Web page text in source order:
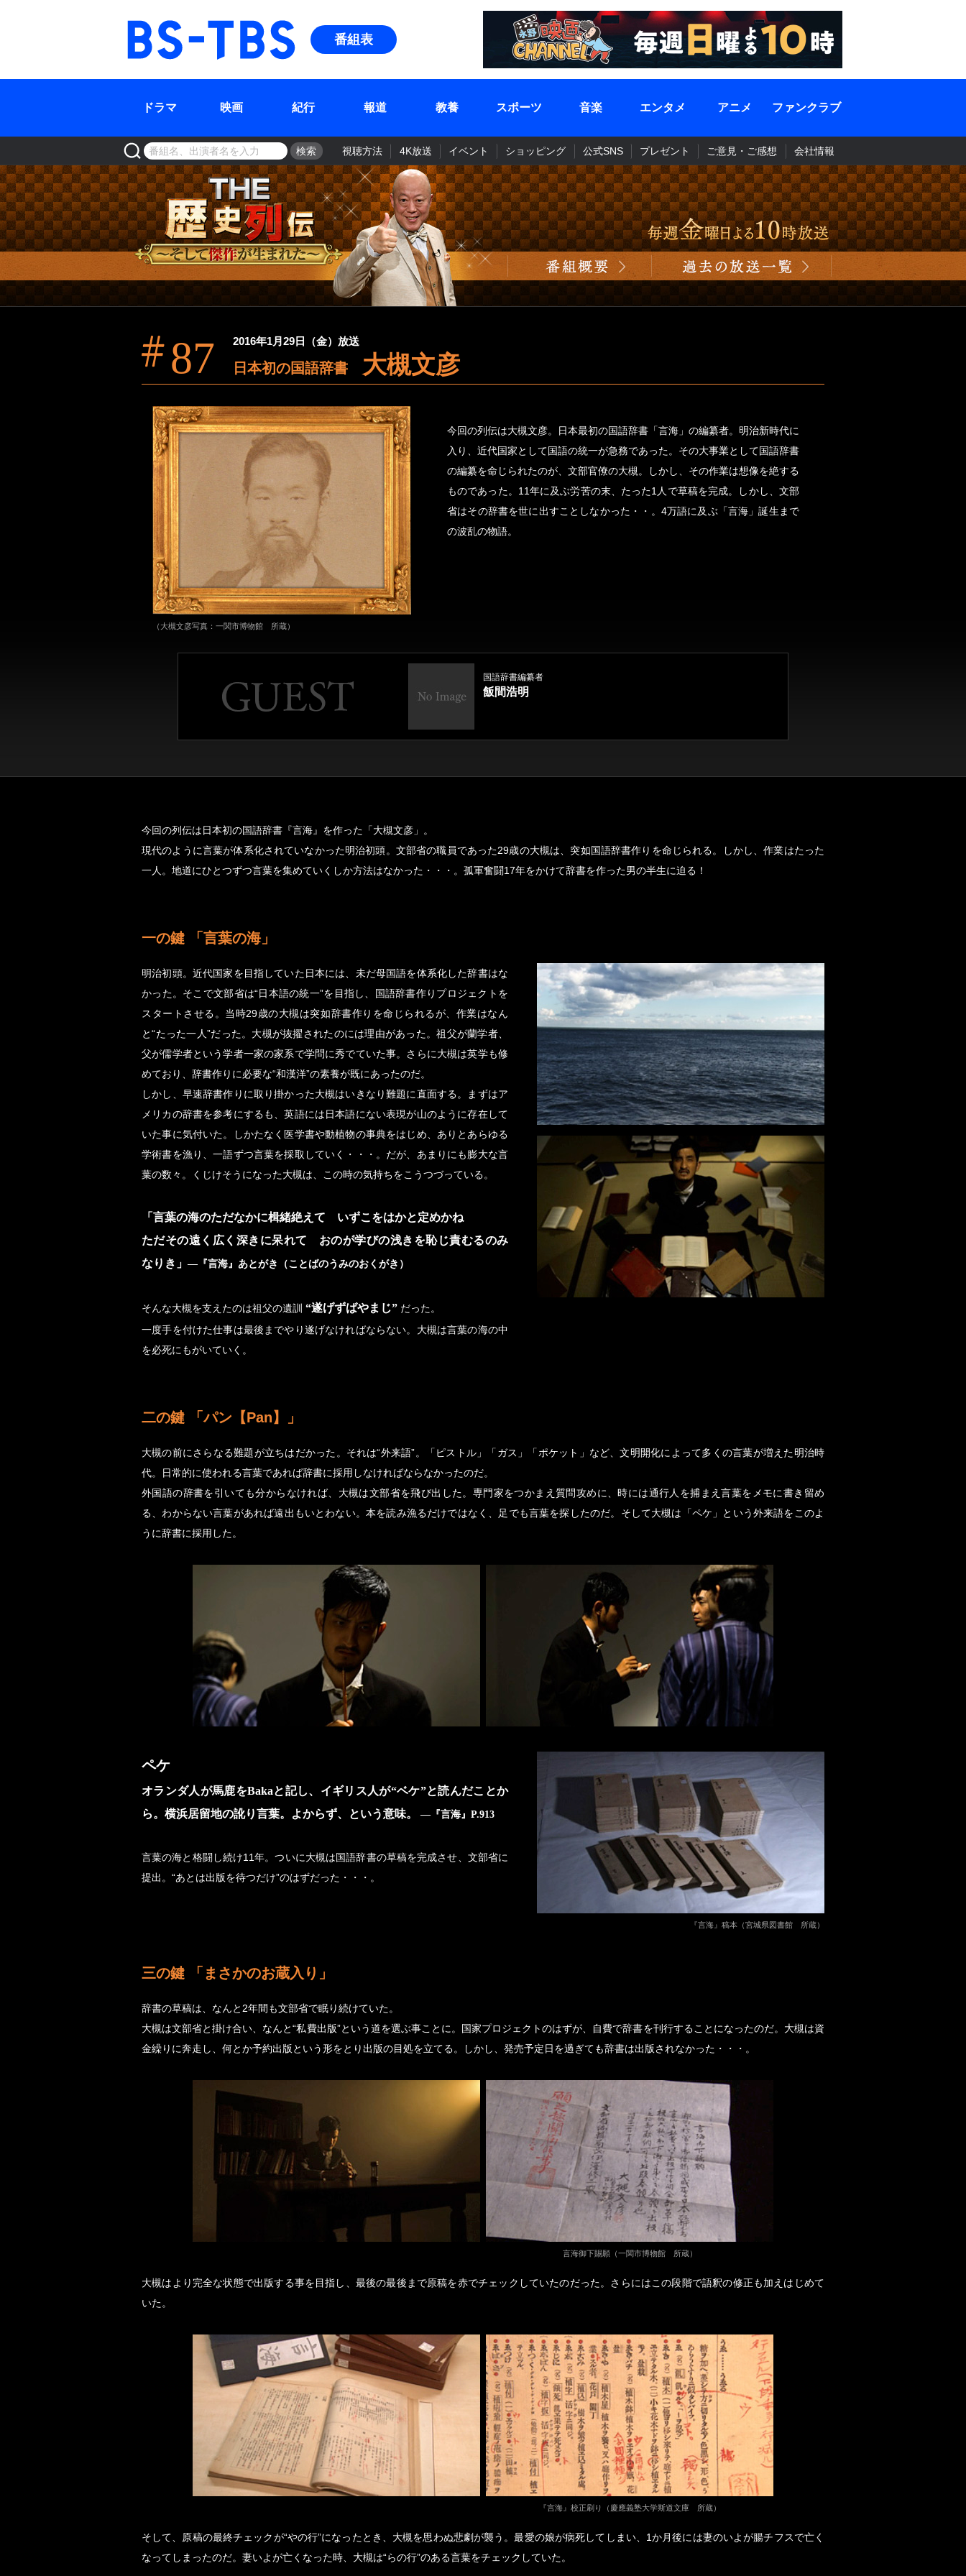
BS-TBS
番組表
ドラマ 映画 紀行 報道 教養 スポーツ 音楽 エンタメ アニメ ファンクラブ
検索 視聴方法 4K放送 イベント ショッピング 公式SNS プレゼント ご意見・ご感想 会社情報
87 2016年1月29日（金）放送
日本初の国語辞書 大槻文彦
（大槻文彦写真：一関市博物館 所蔵）
今回の列伝は大槻文彦。日本最初の国語辞書「言海」の編纂者。明治新時代に
入り、近代国家として国語の統一が急務であった。その大事業として国語辞書
の編纂を命じられたのが、文部官僚の大槻。しかし、その作業は想像を絶する
ものであった。11年に及ぶ労苦の末、たった1人で草稿を完成。しかし、文部
省はその辞書を世に出すことしなかった・・。4万語に及ぶ「言海」誕生まで
の波乱の物語。
国語辞書編纂者
飯間浩明
今回の列伝は日本初の国語辞書『言海』を作った「大槻文彦」。
現代のように言葉が体系化されていなかった明治初頭。文部省の職員であった29歳の大槻は、突如国語辞書作りを命じられる。しかし、作業はたった
一人。地道にひとつずつ言葉を集めていくしか方法はなかった・・・。孤軍奮闘17年をかけて辞書を作った男の半生に迫る！
一の鍵 「言葉の海」
明治初頭。近代国家を目指していた日本には、未だ母国語を体系化した辞書はな
かった。そこで文部省は“日本語の統一”を目指し、国語辞書作りプロジェクトを
スタートさせる。当時29歳の大槻は突如辞書作りを命じられるが、作業はなん
と“たった一人”だった。大槻が抜擢されたのには理由があった。祖父が蘭学者、
父が儒学者という学者一家の家系で学問に秀でていた事。さらに大槻は英学も修
めており、辞書作りに必要な“和漢洋”の素養が既にあったのだ。
しかし、早速辞書作りに取り掛かった大槻はいきなり難題に直面する。まずはア
メリカの辞書を参考にするも、英語には日本語にない表現が山のように存在して
いた事に気付いた。しかたなく医学書や動植物の事典をはじめ、ありとあらゆる
学術書を漁り、一語ずつ言葉を採取していく・・・。だが、あまりにも膨大な言
葉の数々。くじけそうになった大槻は、この時の気持ちをこうつづっている。
「言葉の海のただなかに楫緒絶えて いずこをはかと定めかね
ただその遠く広く深きに呆れて おのが学びの浅きを恥じ責むるのみ
なりき」 ―『言海』あとがき（ことばのうみのおくがき）
そんな大槻を支えたのは祖父の遺訓 “遂げずばやまじ” だった。
一度手を付けた仕事は最後までやり遂げなければならない。大槻は言葉の海の中
を必死にもがいていく。
二の鍵 「パン【Pan】」
大槻の前にさらなる難題が立ちはだかった。それは“外来語”。「ピストル」「ガス」「ポケット」など、文明開化によって多くの言葉が増えた明治時
代。日常的に使われる言葉であれば辞書に採用しなければならなかったのだ。
外国語の辞書を引いても分からなければ、大槻は文部省を飛び出した。専門家をつかまえ質問攻めに、時には通行人を捕まえ言葉をメモに書き留め
る、わからない言葉があれば遠出もいとわない。本を読み漁るだけではなく、足でも言葉を探したのだ。そして大槻は「ペケ」という外来語をこのよ
うに辞書に採用した。
『言海』稿本（宮城県図書館 所蔵）
ペケ
オランダ人が馬鹿をBakaと記し、イギリス人が“ベケ”と読んだことか
ら。横浜居留地の訛り言葉。よからず、という意味。 ―『言海』P.913
言葉の海と格闘し続け11年。ついに大槻は国語辞書の草稿を完成させ、文部省に
提出。“あとは出版を待つだけ”のはずだった・・・。
三の鍵 「まさかのお蔵入り」
辞書の草稿は、なんと2年間も文部省で眠り続けていた。
大槻は文部省と掛け合い、なんと“私費出版”という道を選ぶ事ことに。国家プロジェクトのはずが、自費で辞書を刊行することになったのだ。大槻は資
金繰りに奔走し、何とか予約出版という形をとり出版の目処を立てる。しかし、発売予定日を過ぎても辞書は出版されなかった・・・。
言海御下賜願（一関市博物館 所蔵）
大槻はより完全な状態で出版する事を目指し、最後の最後まで原稿を赤でチェックしていたのだった。さらにはこの段階で語釈の修正も加えはじめて
いた。
『言海』校正刷り（慶應義塾大学斯道文庫 所蔵）
そして、原稿の最終チェックが“やの行”になったとき、大槻を思わぬ悲劇が襲う。最愛の娘が病死してしまい、1か月後には妻のいよが腸チフスで亡く
なってしまったのだ。妻いよが亡くなった時、大槻は“らの行”のある言葉をチェックしていた。